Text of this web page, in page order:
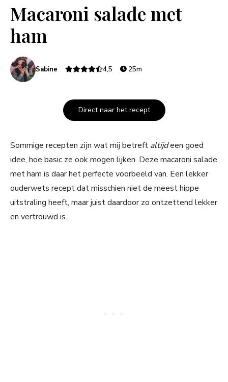
Macaroni salade met
ham
Sabine 4,5 25m
Direct naar het recept
Sommige recepten zijn wat mij betreft altijdeen goed
idee, hoe basic ze ook mogen lijken. Deze macaroni salade
met ham is daar het perfecte voorbeeld van. Een lekker
ouderwets recept dat misschien niet de meest hippe
uitstraling heeft, maar juist daardoor zo ontzettend lekker
en vertrouwd is.